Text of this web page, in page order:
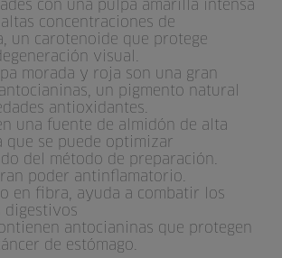
con una pulpa amarilla intensa
concentraciones de
un carotenoide que protege
visual.
morada y roja son una gran
un pigmento natural
antioxidantes.
una fuente de almidón de alta
que se puede optimizar
del método de preparación.
poder antinflamatorio.
en fibra, ayuda a combatir los
digestivos
antocianinas que protegen
de estómago.